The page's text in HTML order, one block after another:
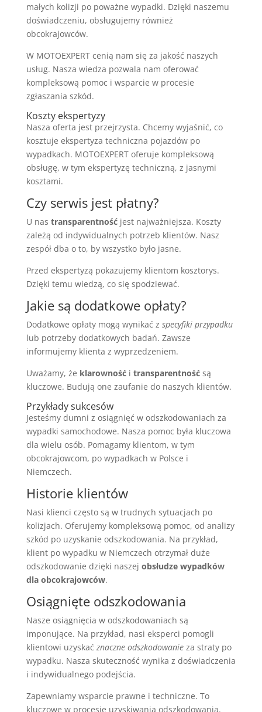
małych kolizji po poważne wypadki. Dzięki naszemu
doświadczeniu, obsługujemy również
obcokrajowców.
W MOTOEXPERT cenią nam się za jakość naszych
usług. Nasza wiedza pozwala nam oferować
kompleksową pomoc i wsparcie w procesie
zgłaszania szkód.
Koszty ekspertyzy
Nasza oferta jest przejrzysta. Chcemy wyjaśnić, co
kosztuje ekspertyza techniczna pojazdów po
wypadkach. MOTOEXPERT oferuje kompleksową
obsługę, w tym ekspertyzę techniczną, z jasnymi
kosztami.
Czy serwis jest płatny?
U nas transparentnośćjest najważniejsza. Koszty
zależą od indywidualnych potrzeb klientów. Nasz
zespół dba o to, by wszystko było jasne.
Przed ekspertyzą pokazujemy klientom kosztorys.
Dzięki temu wiedzą, co się spodziewać.
Jakie są dodatkowe opłaty?
Dodatkowe opłaty mogą wynikać z specyfiki przypadku
lub potrzeby dodatkowych badań. Zawsze
informujemy klienta z wyprzedzeniem.
Uważamy, że klarownośći transparentnośćsą
kluczowe. Budują one zaufanie do naszych klientów.
Przykłady sukcesów
Jesteśmy dumni z osiągnięć w odszkodowaniach za
wypadki samochodowe. Nasza pomoc była kluczowa
dla wielu osób. Pomagamy klientom, w tym
obcokrajowcom, po wypadkach w Polsce i
Niemczech.
Historie klientów
Nasi klienci często są w trudnych sytuacjach po
kolizjach. Oferujemy kompleksową pomoc, od analizy
szkód po uzyskanie odszkodowania. Na przykład,
klient po wypadku w Niemczech otrzymał duże
odszkodowanie dzięki naszej obsłudze wypadków
dla obcokrajowców.
Osiągnięte odszkodowania
Nasze osiągnięcia w odszkodowaniach są
imponujące. Na przykład, nasi eksperci pomogli
klientowi uzyskać znaczne odszkodowanieza straty po
wypadku. Nasza skuteczność wynika z doświadczenia
i indywidualnego podejścia.
Zapewniamy wsparcie prawne i techniczne. To
kluczowe w procesie uzyskiwania odszkodowania.